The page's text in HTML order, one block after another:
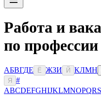
Работа и
по
АБВГДЕ Ё ЖЗИ Й КЛМН
Я
#
ABCDEFGHIJKLMNOPQRS